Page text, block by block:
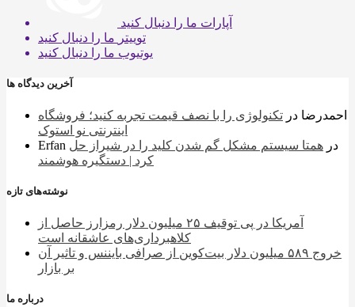
آپارات ما را دنبال کنید
توییتر ما را دنبال کنید
یوتیوب ما را دنبال کنید
آخرین دیدگاه ها
احمدرضا در تکنولوژی را با نصف قیمت تجربه کنید؛ فروشگاه
اینترنتی نو استوک
Erfan
در همتا سیستم مشکل گم شدن کلید را در شیراز حل
کرد | دستگیره هوشمند
نوشته‌های تازه
آمریکا در پی توقیف ۲۵ میلیون دلار رمزارز حاصل از
کلاهبرداری‌های عاشقانه است
خروج ۵۸۹ میلیون دلار بیت‌کوین از صرافی بایننس و تاثیر آن
بر بازار
درباره ما